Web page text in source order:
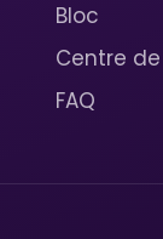
Bloc
Centre
FAQ